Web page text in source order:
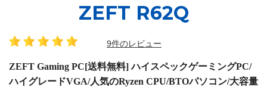
ZEFT R62Q
9件のレビュー
ZEFT Gaming PC[送料無料] ハイスペックゲーミングPC/
ハイグレードVGA/人気のRyzen CPU/BTOパソコン/大容量